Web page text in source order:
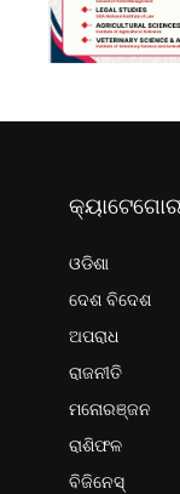
ଓଡିଶା
ଦେଶ ବିଦେଶ
ଅପରାଧ
ରାଜନୀତି
ମନୋରଞ୍ଜନ
ରାଶିଫଳ
ବିଜିନେସ୍